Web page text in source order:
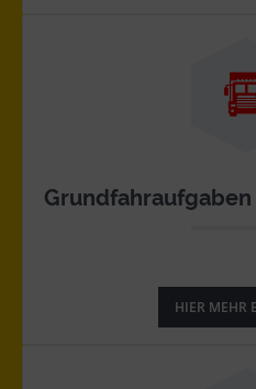
HIER MEHR